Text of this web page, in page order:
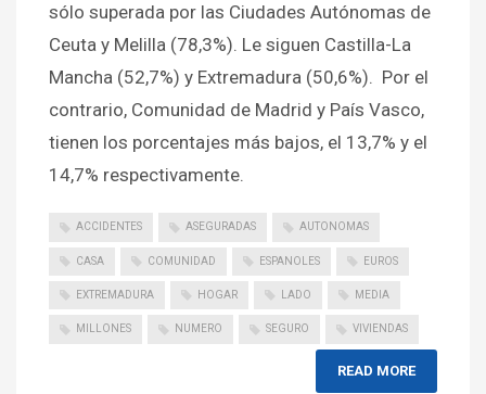
sólo superada por las Ciudades Autónomas de
Ceuta y Melilla (78,3%). Le siguen Castilla-La
Mancha (52,7%) y Extremadura (50,6%). Por el
contrario, Comunidad de Madrid y País Vasco,
tienen los porcentajes más bajos, el 13,7% y el
14,7% respectivamente.
ACCIDENTES ASEGURADAS AUTONOMAS
CASA COMUNIDAD ESPANOLES EUROS
EXTREMADURA HOGAR LADO MEDIA
MILLONES NUMERO SEGURO VIVIENDAS
READ MORE